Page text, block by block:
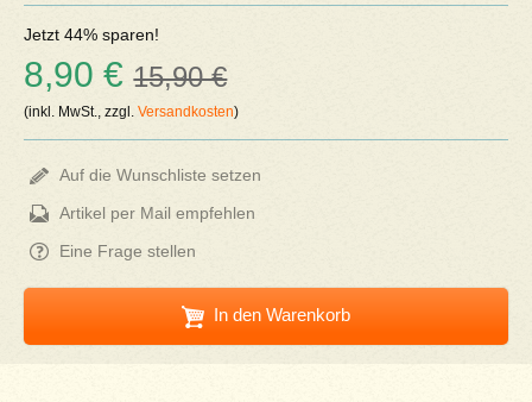
Jetzt 44% sparen!
8,90 €15,90 €
(inkl. MwSt., zzgl.Versandkosten)
Auf die Wunschliste setzen
Artikel per Mail empfehlen
Eine Frage stellen
In den Warenkorb